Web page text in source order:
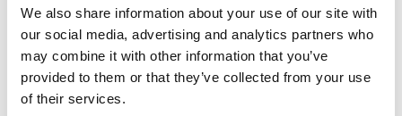
We also share information about your use of our site with
our social media, advertising and analytics partners who
may combine it with other information that you’ve
provided to them or that they’ve collected from your use
of their services.
Balkvågar
Matrix nålprinter för
Kern vågar med
datainterface RS232
Precisionsvågar
Matrix nålprinter Kern
106×158×40 mm
Artikelnr: YKN-01